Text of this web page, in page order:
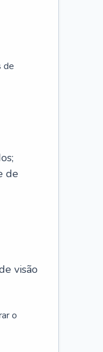
de
de
visão
o